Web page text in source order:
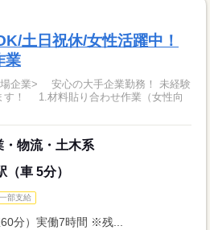
土日祝休/女性活躍中！
業
企業> 安心の大手企業勤務！ 未経験
業（女性向
・物流・土木系
車 5分）
部支給
分）実働7時間 ※残...